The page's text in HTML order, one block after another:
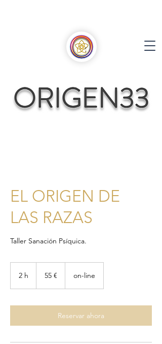
EL ORIGEN DE
LAS RAZAS
Taller Sanación Psíquica.
2 h 55 € on-line
Reservar ahora